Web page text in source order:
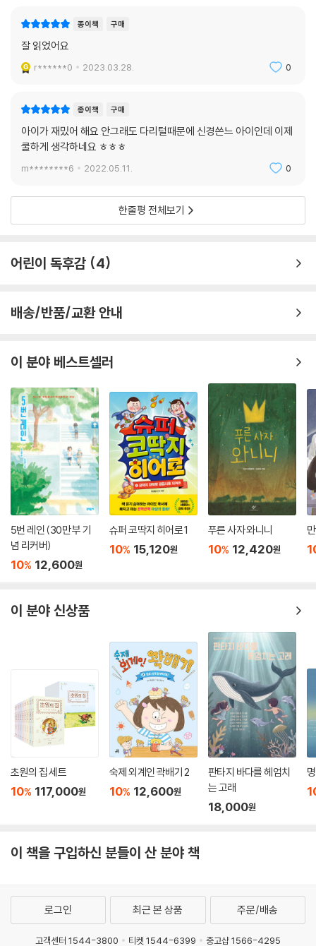
뭐라 하면 그냥 이렇게 외치세요. “그게 뭐가 어때서? 나는 이런 내가 좋
아!”
종이책 구매
잘 읽었어요
r******0 2023.03.28. 0
종이책 구매
아이가 재밌어 해요 안그래도 다리털때문에 신경쓴느 아이인데 이제
쿨하게 생각하네요 ㅎㅎㅎ
m********6 2022.05.11. 0
한줄평 전체보기
어린이 독후감 4
배송/반품/교환 안내
이 분야 베스트셀러
5번 레인 (30만 부 기
념 리커버)
10% 12,600원
슈퍼 코딱지 히어로 1
10% 15,120원
푸른 사자 와니니
10% 12,420원
이 분야 신상품
초원의 집 세트
10% 117,000원
숙제 외계인 곽배기 2
10% 12,600원
판타지 바다를 헤엄치
는 고래
18,000원
이 책을 구입하신 분들이 산 분야 책
로그인 최근 본 상품 주문/배송
고객센터 1544-3800 티켓 1544-6399 중고샵 1566-4295